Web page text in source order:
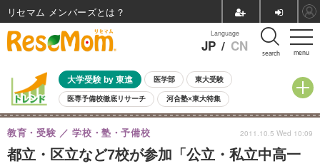
menu
Language
JP / CN search
大学受験 by 東進 医学部 東大受験
医専予備校徹底リサーチ 河合塾×東大特集
親子で考える大学選び 高校受験 中学受験 小学校受験
共通テスト 夏休み 8月開催学校説明会・相談会
8月開催イベント・WS 全国公立高校 過去問 人気記事
都立・区立など7校が参加「公立・私立中高一
教育・受験 学校・塾・予備校 2011.10.5 Wed 10:09
リセマム メンバーズ